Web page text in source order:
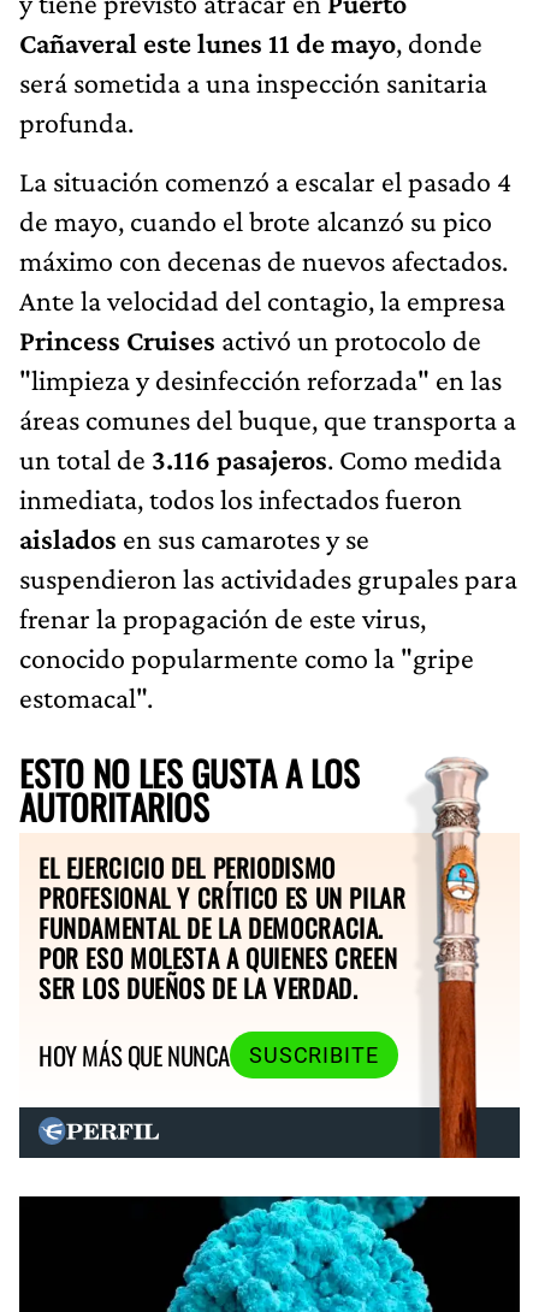
Cañaveral este lunes 11 de mayo, donde
será sometida a una inspección sanitaria
profunda.
La situación comenzó a escalar el pasado 4
de mayo, cuando el brote alcanzó su pico
máximo con decenas de nuevos afectados.
Ante la velocidad del contagio, la empresa
Princess Cruises activó un protocolo de
"limpieza y desinfección reforzada" en las
áreas comunes del buque, que transporta a
un total de 3.116 pasajeros. Como medida
inmediata, todos los infectados fueron
aislados en sus camarotes y se
suspendieron las actividades grupales para
frenar la propagación de este virus,
conocido popularmente como la "gripe
estomacal".
ESTO NO LES GUSTA A LOS
AUTORITARIOS
EL EJERCICIO DEL PERIODISMO
PROFESIONAL Y CRÍTICO ES UN PILAR
FUNDAMENTAL DE LA DEMOCRACIA.
POR ESO MOLESTA A QUIENES CREEN
SER LOS DUEÑOS DE LA VERDAD.
HOY MÁS QUE NUNCA
SUSCRIBITE